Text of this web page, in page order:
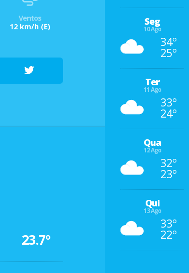
Ventos
12 km/h (E)
23.7º
Seg
10 Ago
34º
25º
Ter
11 Ago
33º
24º
Qua
12 Ago
32º
23º
Qui
13 Ago
33º
22º